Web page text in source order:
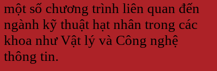
một số chương trình liên quan đến
ngành kỹ thuật hạt nhân trong các
khoa như Vật lý và Công nghệ
thông tin.